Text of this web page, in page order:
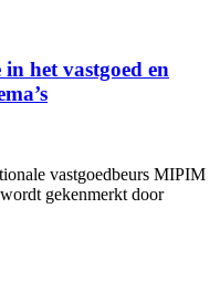
het vastgoed en
vastgoedbeurs MIPIM
gekenmerkt door